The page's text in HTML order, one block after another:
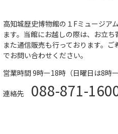
高知城歴史博物館の１Fミュージア
ます。当館にお越しの際は、お立ち
また通信販売も行っております。
でお問い合わせください。
営業時間 9時ー18時（日曜日は8時ー
連絡先 088-871-